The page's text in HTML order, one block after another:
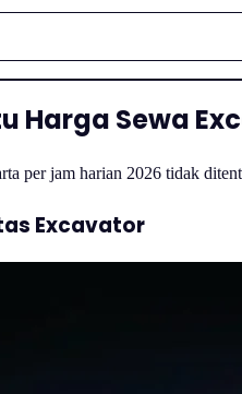
Harga Sewa
per jam harian 2026 tidak
Excavator